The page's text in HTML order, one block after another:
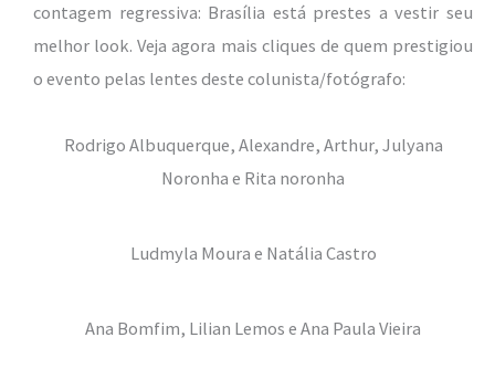
contagem regressiva: Brasília está prestes a vestir seu
melhor look. Veja agora mais cliques de quem prestigiou
o evento pelas lentes deste colunista/fotógrafo:
Rodrigo Albuquerque, Alexandre, Arthur, Julyana
Noronha e Rita noronha
Ludmyla Moura e Natália Castro
Ana Bomfim, Lilian Lemos e Ana Paula Vieira